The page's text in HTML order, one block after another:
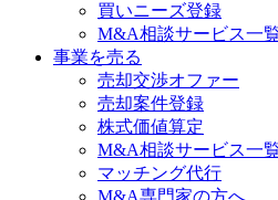
買いニーズ登録
M&A相談サービス一
事業を売る
売却交渉オファー
売却案件登録
株式価値算定
M&A相談サービス一
マッチング代行
M&A専門家の方へ